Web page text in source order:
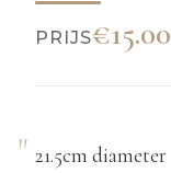
PRIJS€15.00
21.5cm diameter